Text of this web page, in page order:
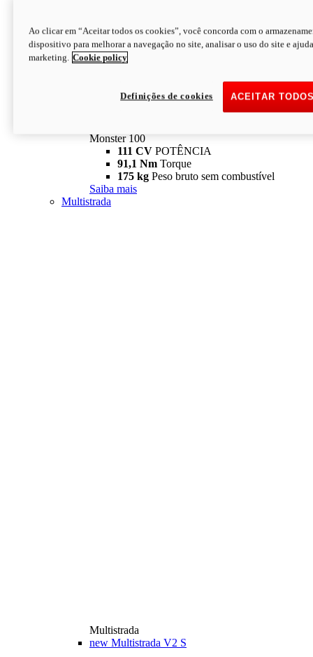
Monster
Monster 100
111 CV POTÊNCIA
91,1 Nm Torque
175 kg Peso bruto sem combustível
Saiba mais
Multistrada
Multistrada
new Multistrada V2 S
Ao clicar em “Aceitar todos os cookies”, você concorda com o
dispositivo para melhorar a navegação no site, analisar o uso do site e
marketing. Cookie policy
ACEITAR
Definições de cookies